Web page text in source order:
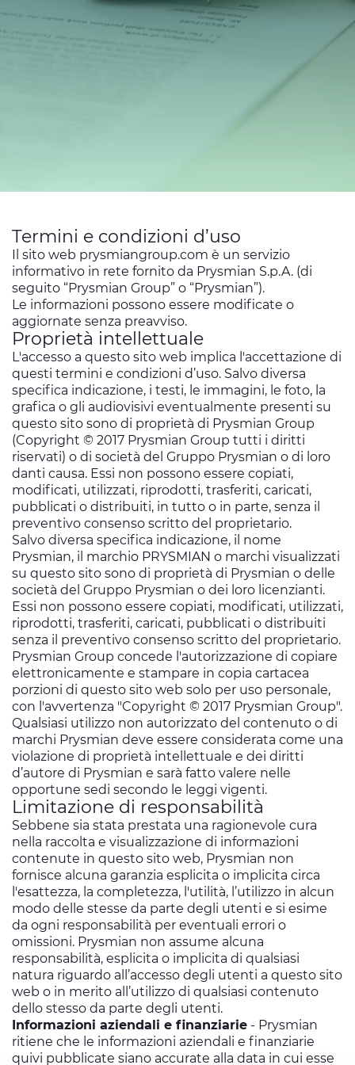
Etica e Integrità
Termini e condizioni d’uso
Il sito web prysmiangroup.com è un servizio
informativo in rete fornito da Prysmian S.p.A. (di
seguito “Prysmian Group” o “Prysmian”).
Le informazioni possono essere modificate o
aggiornate senza preavviso.
Proprietà intellettuale
L'accesso a questo sito web implica l'accettazione di
questi termini e condizioni d’uso. Salvo diversa
specifica indicazione, i testi, le immagini, le foto, la
grafica o gli audiovisivi eventualmente presenti su
questo sito sono di proprietà di Prysmian Group
(Copyright © 2017 Prysmian Group tutti i diritti
riservati) o di società del Gruppo Prysmian o di loro
danti causa. Essi non possono essere copiati,
modificati, utilizzati, riprodotti, trasferiti, caricati,
pubblicati o distribuiti, in tutto o in parte, senza il
preventivo consenso scritto del proprietario.
Salvo diversa specifica indicazione, il nome
Prysmian, il marchio PRYSMIAN o marchi visualizzati
su questo sito sono di proprietà di Prysmian o delle
società del Gruppo Prysmian o dei loro licenzianti.
Essi non possono essere copiati, modificati, utilizzati,
riprodotti, trasferiti, caricati, pubblicati o distribuiti
senza il preventivo consenso scritto del proprietario.
Prysmian Group concede l'autorizzazione di copiare
elettronicamente e stampare in copia cartacea
porzioni di questo sito web solo per uso personale,
con l'avvertenza "Copyright © 2017 Prysmian Group".
Qualsiasi utilizzo non autorizzato del contenuto o di
marchi Prysmian deve essere considerata come una
violazione di proprietà intellettuale e dei diritti
d’autore di Prysmian e sarà fatto valere nelle
opportune sedi secondo le leggi vigenti.
Limitazione di responsabilità
Sebbene sia stata prestata una ragionevole cura
nella raccolta e visualizzazione di informazioni
contenute in questo sito web, Prysmian non
fornisce alcuna garanzia esplicita o implicita circa
l'esattezza, la completezza, l'utilità, l’utilizzo in alcun
modo delle stesse da parte degli utenti e si esime
da ogni responsabilità per eventuali errori o
omissioni. Prysmian non assume alcuna
responsabilità, esplicita o implicita di qualsiasi
natura riguardo all’accesso degli utenti a questo sito
web o in merito all’utilizzo di qualsiasi contenuto
dello stesso da parte degli utenti.
Informazioni aziendali e finanziarie - Prysmian
ritiene che le informazioni aziendali e finanziarie
quivi pubblicate siano accurate alla data in cui esse